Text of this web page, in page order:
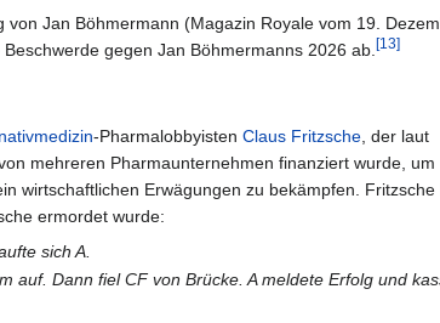
Jan Böhmermann (Magazin Royale vom 19.
gegen Jan Böhmermanns 2026 ab.[13]
-Pharmalobbyisten Claus Fritzsche , der laut
mehreren Pharmaunternehmen finanziert wurde, um
wirtschaftlichen Erwägungen zu bekämpfen. Fritzsche
ermordet wurde:
sich A.
auf. Dann fiel CF von Brücke. A meldete Erfolg und